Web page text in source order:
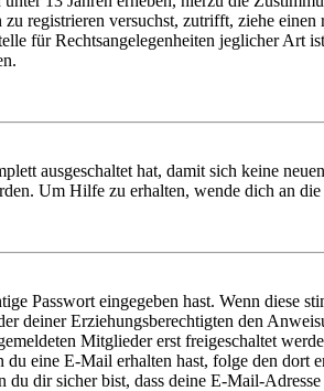
registrieren versuchst, zutrifft, ziehe
für Rechtsangelegenheiten jeglicher Art
ausgeschaltet hat, damit sich keine
Um Hilfe zu erhalten, wende dich an
Passwort eingegeben hast. Wenn diese
deiner Erziehungsberechtigten den
Mitglieder erst freigeschaltet
eine E-Mail erhalten hast, folge den dort
dir sicher bist, dass deine E-Mail-